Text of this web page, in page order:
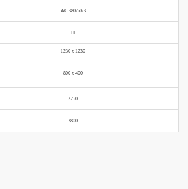
AC 380/50/3
11
1230 x 1230
800 x 400
2250
3800